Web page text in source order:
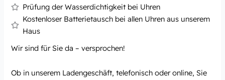
Prüfung der Wasserdichtigkeit bei Uhren
Kostenloser Batterietausch bei allen Uhren aus unserem
Haus
Wir sind für Sie da – versprochen!
Ob in unserem Ladengeschäft, telefonisch oder online, Sie